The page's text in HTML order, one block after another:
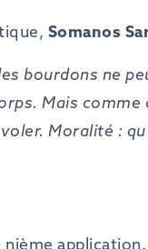
Somanos
bourdons ne
Mais comme
voler. Moralité :
nième